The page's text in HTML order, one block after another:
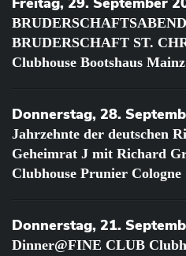
BRUDERSCHAFT ST.
Clubhouse Bootshaus
Donnerstag, 28.
Jahrzehnte der deutschen
Geheimrat J mit Richard
Clubhouse Prunier Cologne
Donnerstag, 21.
Dinner@FINE CLUB